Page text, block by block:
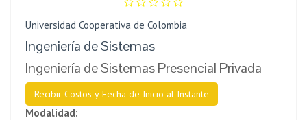
Universidad Cooperativa de Colombia
Ingeniería de Sistemas
Ingeniería de Sistemas Presencial Privada
Recibir Costos y Fecha de Inicio al Instante
Modalidad: